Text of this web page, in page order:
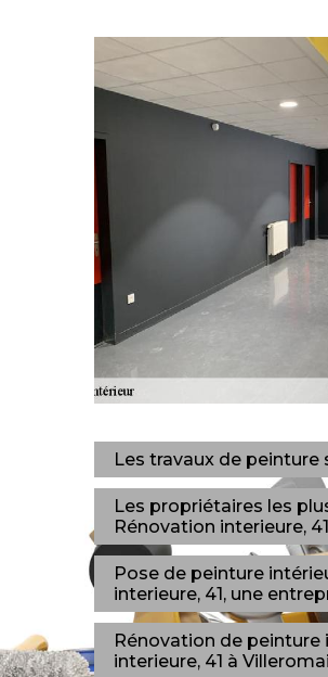
Les travaux de
Les propriétaires les
Rénovation interieure,
Pose de peinture
interieure, 41, une
Rénovation de peinture
interieure, 41 à